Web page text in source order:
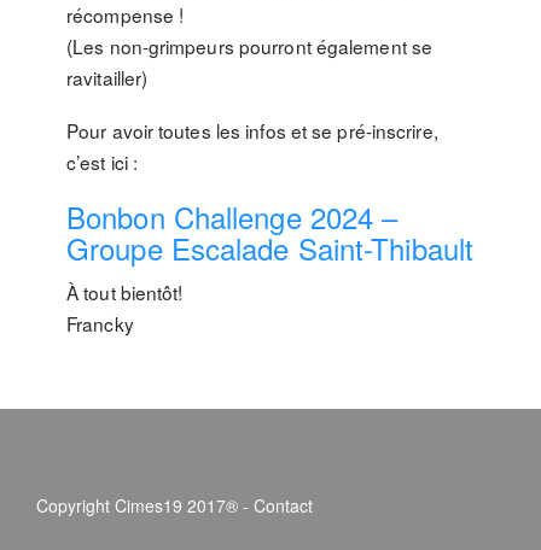
récompense !
(Les non-grimpeurs pourront également se
ravitailler)
Pour avoir toutes les infos et se pré-inscrire,
c’est ici :
Bonbon Challenge 2024 –
Groupe Escalade Saint-Thibault
À tout bientôt!
Francky
Copyright Cimes19 2017® - Contact